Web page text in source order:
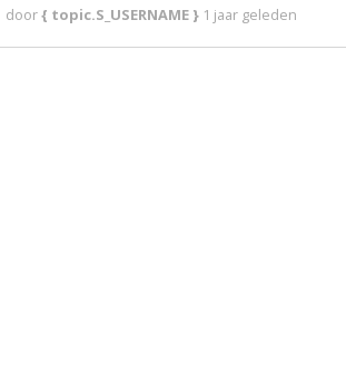
door{ topic.S_USERNAME } 1 jaar geleden